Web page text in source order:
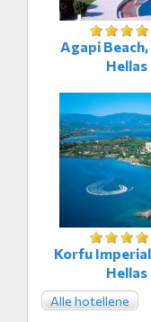
Agapi
Hellas
Korfu
Hellas
Alle hotellene